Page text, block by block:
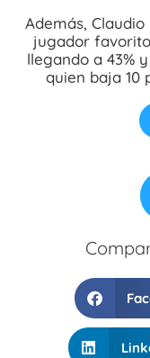
Además,
jugador
llegando a 43%
quien baja 10